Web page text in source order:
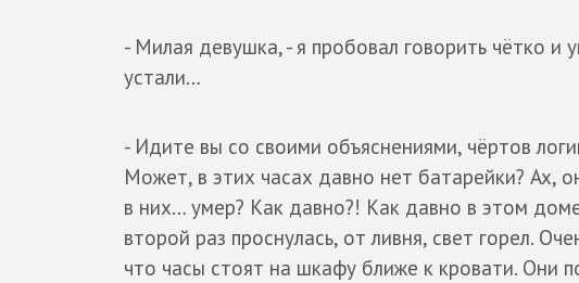
- Милая девушка, - я пробовал говорить чётко и
устали…
- Идите вы со своими объяснениями, чёртов
Может, в этих часах давно нет батарейки? Ах,
в них… умер? Как давно?! Как давно в этом
второй раз проснулась, от ливня, свет горел.
что часы стоят на шкафу ближе к кровати. Они